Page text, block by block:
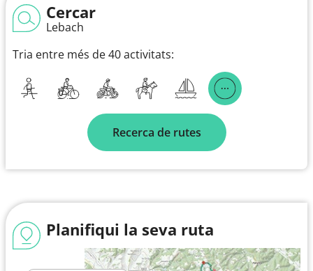
Cercar
Lebach
Tria entre més de 40 activitats:
Recerca de rutes
Planifiqui la seva ruta